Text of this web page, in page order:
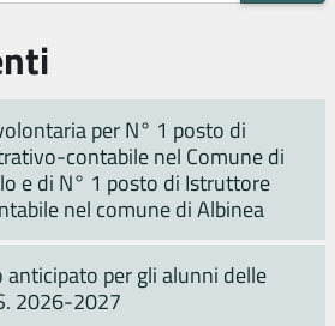
per N° 1 posto di
contabile nel Comune di
e di N° 1 posto di Istruttore
nel comune di Albinea
anticipato per gli alunni delle
2026-2027